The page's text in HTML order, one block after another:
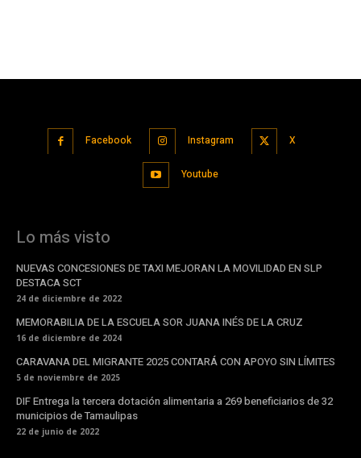
Facebook Instagram X
Youtube
Lo más visto
NUEVAS CONCESIONES DE TAXI MEJORAN LA MOVILIDAD EN SLP
DESTACA SCT
24 de diciembre de 2022
MEMORABILIA DE LA ESCUELA SOR JUANA INÉS DE LA CRUZ
16 de diciembre de 2024
CARAVANA DEL MIGRANTE 2025 CONTARÁ CON APOYO SIN LÍMITES
5 de noviembre de 2025
DIF Entrega la tercera dotación alimentaria a 269 beneficiarios de 32
municipios de Tamaulipas
22 de junio de 2022